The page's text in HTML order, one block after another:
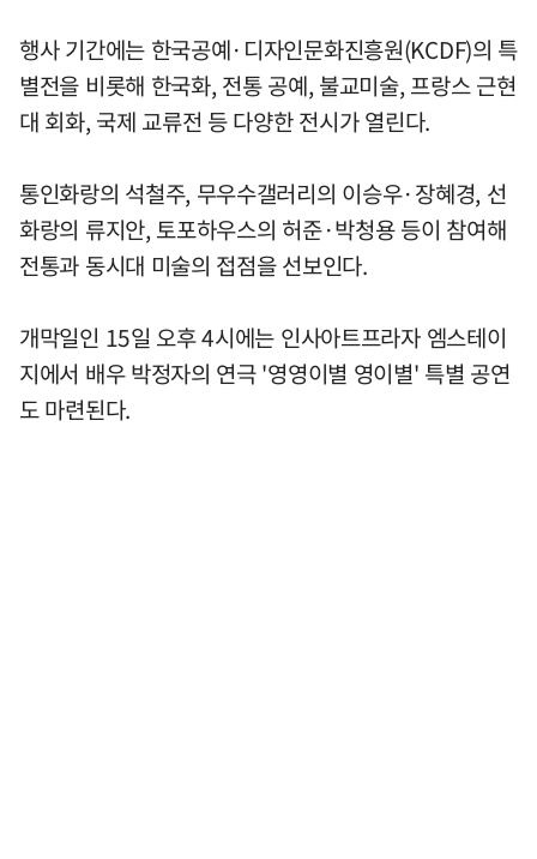
행사 기간에는 한국공예·디자인문화진흥원(KCDF)의 특
별전을 비롯해 한국화, 전통 공예, 불교미술, 프랑스 근현
대 회화, 국제 교류전 등 다양한 전시가 열린다.
통인화랑의 석철주, 무우수갤러리의 이승우·장혜경, 선
화랑의 류지안, 토포하우스의 허준·박청용 등이 참여해
전통과 동시대 미술의 접점을 선보인다.
개막일인 15일 오후 4시에는 인사아트프라자 엠스테이
지에서 배우 박정자의 연극 '영영이별 영이별' 특별 공연
도 마련된다.